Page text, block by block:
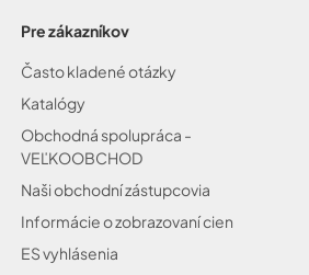
Pre zákazníkov
Často kladené otázky
Katalógy
Obchodná spolupráca -
VEĽKOOBCHOD
Naši obchodní zástupcovia
Informácie o zobrazovaní cien
ES vyhlásenia